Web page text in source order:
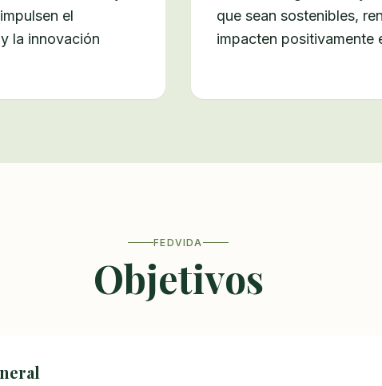
el
la innovación
que sean sostenibles,
impacten positivamente
FEDVIDA
Objetivos